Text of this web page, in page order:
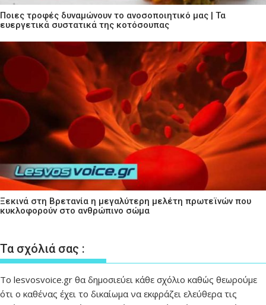
Ποιες τροφές δυναμώνουν το ανοσοποιητικό μας | Τα
ευεργετικά συστατικά της κοτόσουπας
Ξεκινά στη Βρετανία η μεγαλύτερη μελέτη πρωτεϊνών που
κυκλοφορούν στο ανθρώπινο σώμα
Τα σχόλιά σας :
Το lesvosvoice.gr θα δημοσιεύει κάθε σχόλιο καθώς θεωρούμε
ότι ο καθένας έχει το δικαίωμα να εκφράζει ελεύθερα τις